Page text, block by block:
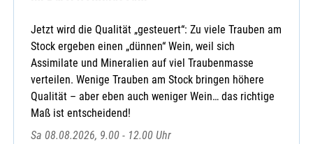
Jetzt wird die Qualität „gesteuert“: Zu viele Trauben am
Stock ergeben einen „dünnen“ Wein, weil sich
Assimilate und Mineralien auf viel Traubenmasse
verteilen. Wenige Trauben am Stock bringen höhere
Qualität – aber eben auch weniger Wein… das richtige
Maß ist entscheidend!
Sa 08.08.2026, 9.00 - 12.00 Uhr